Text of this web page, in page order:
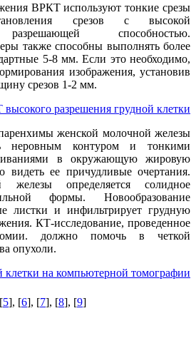
ВРКТ используют тонкие срезы
срезов с высокой
разрешающей способностью.
также способны выполнять более
5-8 мм. Если это необходимо,
изображения, установив
срезов 1-2 мм.
высокого разрешения грудной клетки
женской молочной железы
неровным контуром и тонкими
в окружающую жировую
видеть ее причудливые очертания.
определяется солидное
формы. Новообразование
листки и инфильтрирует грудную
КТ-исследование, проведенное
должно помочь в четкой
опухоли.
клетки на компьютерной томографии
5], [6], [7], [8], [9]